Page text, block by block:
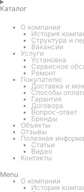
Каталог
О компании
История
Структура и
Вакансии
Услуги
Установка
Сервисное
Ремонт
Покупателю
Доставка и
Способы
Гарантия
Договора
Вопрос-ответ
Бренды
Объекты
Отзывы
Полезная
Статьи
Видео
Контакты
Menu
О компании
История